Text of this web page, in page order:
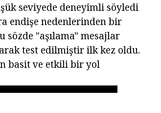
seviyede deneyimli söyledi
endişe nedenlerinden bir
sözde "aşılama" mesajlar
test edilmiştir ilk kez oldu.
basit ve etkili bir yol